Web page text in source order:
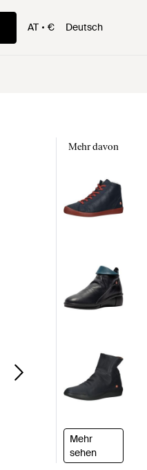
AT € Deutsch
Mehr davon
Mehr
sehen